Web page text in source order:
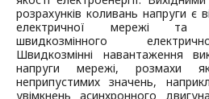
розрахунків коливань напруги є
електричної мережі та
швидкозмінного
Швидкозмінні навантаження
напруги мережі, розмахи
неприпустимих значень,
увімкнень асинхронного